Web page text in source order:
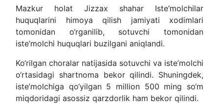
Mazkur holat Jizzax shahar Iste’molchilar
huquqlarini himoya qilish jamiyati xodimlari
tomonidan o‘rganilib, sotuvchi tomonidan
iste’molchi huquqlari buzilgani aniqlandi.
Ko‘rilgan choralar natijasida sotuvchi va iste’molchi
o‘rtasidagi shartnoma bekor qilindi. Shuningdek,
iste’molchiga qo‘yilgan 5 million 500 ming so‘m
miqdoridagi asossiz qarzdorlik ham bekor qilindi.